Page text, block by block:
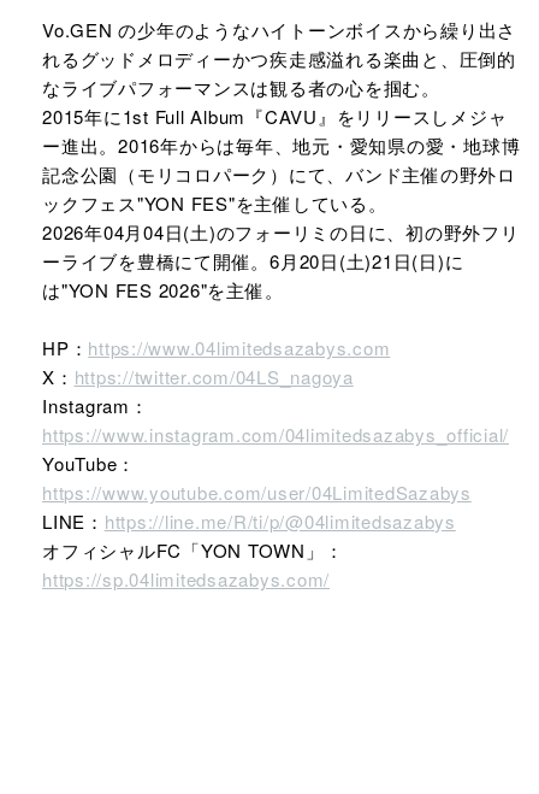
Vo.GEN の少年のようなハイトーンボイスから繰り出さ
れるグッドメロディーかつ疾走感溢れる楽曲と、圧倒的
なライブパフォーマンスは観る者の心を掴む。
2015年に1st Full Album『CAVU』をリリースしメジャ
ー進出。2016年からは毎年、地元・愛知県の愛・地球博
記念公園（モリコロパーク）にて、バンド主催の野外ロ
ックフェス"YON FES"を主催している。
2026年04月04日(土)のフォーリミの日に、初の野外フリ
ーライブを豊橋にて開催。6月20日(土)21日(日)に
は"YON FES 2026"を主催。
HP： https://www.04limitedsazabys.com
X： https://twitter.com/04LS_nagoya
Instagram：
https://www.instagram.com/04limitedsazabys_official/
YouTube：
https://www.youtube.com/user/04LimitedSazabys
LINE： https://line.me/R/ti/p/@04limitedsazabys
オフィシャルFC「YON TOWN」：
https://sp.04limitedsazabys.com/